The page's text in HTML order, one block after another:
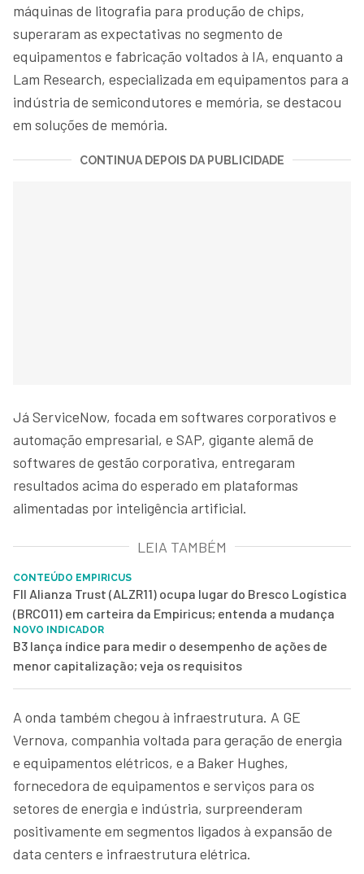
máquinas de litografia para produção de chips,
superaram as expectativas no segmento de
equipamentos e fabricação voltados à IA, enquanto a
Lam Research, especializada em equipamentos para a
indústria de semicondutores e memória, se destacou
em soluções de memória.
CONTINUA DEPOIS DA PUBLICIDADE
Já ServiceNow, focada em softwares corporativos e
automação empresarial, e SAP, gigante alemã de
softwares de gestão corporativa, entregaram
resultados acima do esperado em plataformas
alimentadas por inteligência artificial.
LEIA TAMBÉM
CONTEÚDO EMPIRICUS
FII Alianza Trust (ALZR11) ocupa lugar do Bresco Logística
(BRCO11) em carteira da Empiricus; entenda a mudança
NOVO INDICADOR
B3 lança índice para medir o desempenho de ações de
menor capitalização; veja os requisitos
A onda também chegou à infraestrutura. A GE
Vernova, companhia voltada para geração de energia
e equipamentos elétricos, e a Baker Hughes,
fornecedora de equipamentos e serviços para os
setores de energia e indústria, surpreenderam
positivamente em segmentos ligados à expansão de
data centers e infraestrutura elétrica.